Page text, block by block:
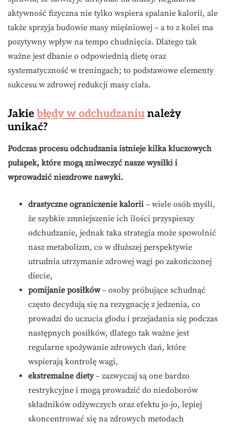
aktywność fizyczna nie tylko wspiera spalanie kalorii, ale
także sprzyja budowie masy mięśniowej – a to z kolei ma
pozytywny wpływ na tempo chudnięcia. Dlatego tak
ważne jest dbanie o odpowiednią dietę oraz
systematyczność w treningach; to podstawowe elementy
sukcesu w zdrowej redukcji masy ciała.
Jakie błędy w odchudzaniu należy
unikać?
Podczas procesu odchudzania istnieje kilka kluczowych
pułapek, które mogą zniweczyć nasze wysiłki i
wprowadzić niezdrowe nawyki.
drastyczne ograniczenie kalorii – wiele osób myśli,
że szybkie zmniejszenie ich ilości przyspieszy
odchudzanie, jednak taka strategia może spowolnić
nasz metabolizm, co w dłuższej perspektywie
utrudnia utrzymanie zdrowej wagi po zakończonej
diecie,
pomijanie posiłków– osoby próbujące schudnąć
często decydują się na rezygnację z jedzenia, co
prowadzi do uczucia głodu i przejadania się podczas
następnych posiłków, dlatego tak ważne jest
regularne spożywanie zdrowych dań, które
wspierają kontrolę wagi,
ekstremalne diety– zazwyczaj są one bardzo
restrykcyjne i mogą prowadzić do niedoborów
składników odżywczych oraz efektu jo-jo, lepiej
skoncentrować się na zdrowych metodach